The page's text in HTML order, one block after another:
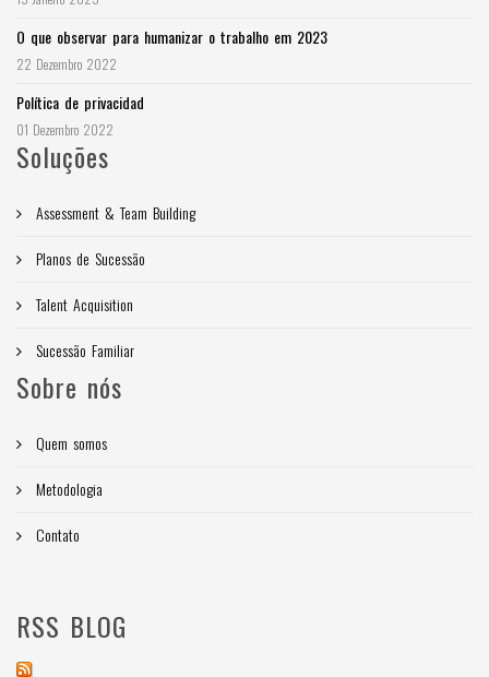
O que observar para humanizar o trabalho em 2023
22 Dezembro 2022
Política de privacidad
01 Dezembro 2022
Soluções
Assessment & Team Building
Planos de Sucessão
Talent Acquisition
Sucessão Familiar
Sobre nós
Quem somos
Metodologia
Contato
RSS BLOG